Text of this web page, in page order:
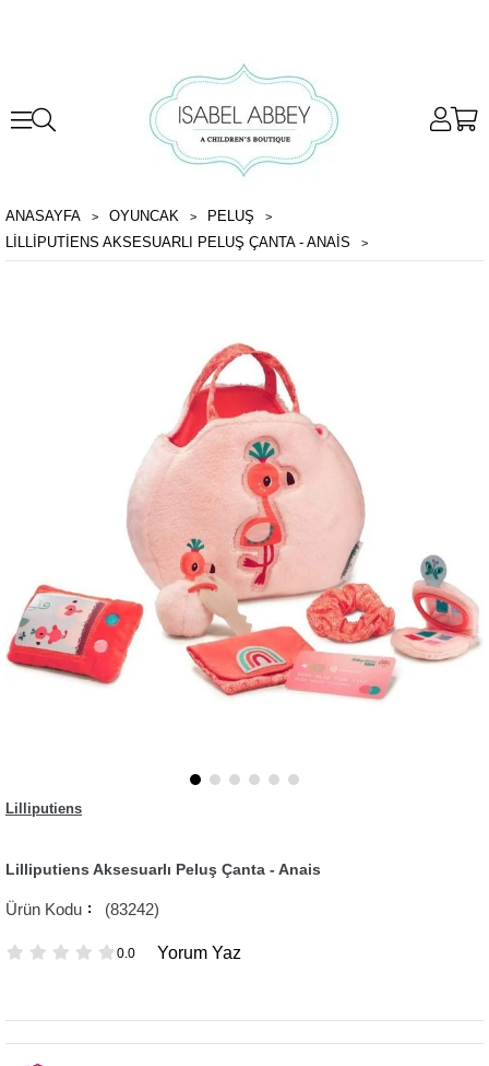
ANASAYFA OYUNCAK
PELUŞ
LILLIPUTIENS AKSESUARLI PELUŞ ÇANTA - ANAIS
Lilliputiens
Lilliputiens Aksesuarlı Peluş Çanta - Anais
(83242)
0.0 Yorum Yaz